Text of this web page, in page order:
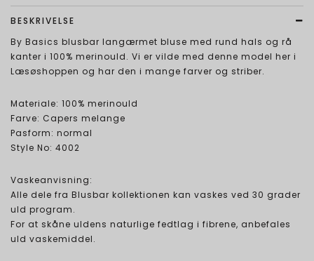
BESKRIVELSE
By Basics blusbar langærmet bluse med rund hals og rå
kanter i 100% merinould. Vi er vilde med denne model her i
Læsøshoppen og har den i mange farver og striber.
Materiale: 100% merinould
Farve: Capers melange
Pasform: normal
Style No: 4002
Vaskeanvisning:
Alle dele fra Blusbar kollektionen kan vaskes ved 30 grader
uld program.
For at skåne uldens naturlige fedtlag i fibrene, anbefales
uld vaskemiddel.